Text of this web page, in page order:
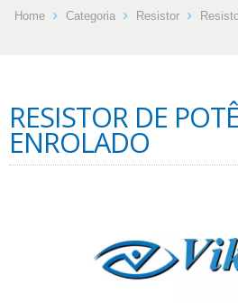
Home Categoria Resistor
RESISTOR DE
ENROLADO